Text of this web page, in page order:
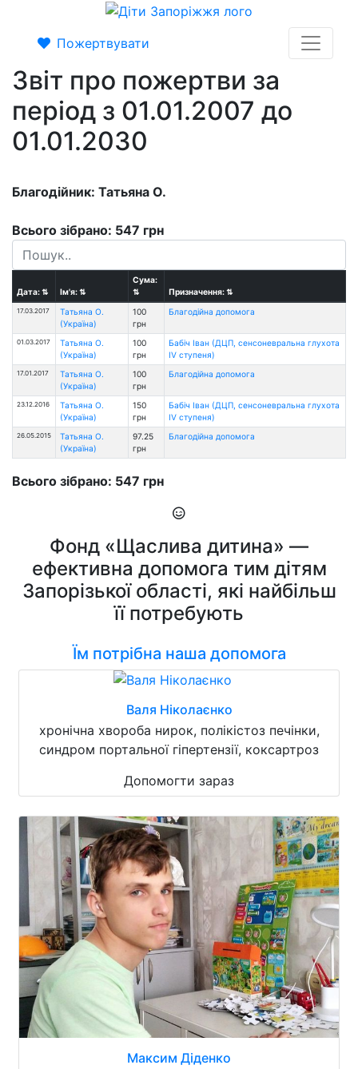
Пожертвувати
Звіт про пожертви за
період з 01.01.2007 до
01.01.2030
Благодійник: Татьяна О.
Всього зібрано: 547 грн
Дата:⇅ Ім'я:⇅
Сума:
⇅
Призначення:⇅
17.03.2017
Татьяна О.
(Україна)
100
грн
Благодійна допомога
01.03.2017
Татьяна О.
(Україна)
100
грн
Бабіч Іван (ДЦП, сенсоневральна глухота
IV ступеня)
17.01.2017
Татьяна О.
(Україна)
100
грн
Благодійна допомога
23.12.2016
Татьяна О.
(Україна)
150
грн
Бабіч Іван (ДЦП, сенсоневральна глухота
IV ступеня)
26.05.2015
Татьяна О.
(Україна)
97.25
грн
Благодійна допомога
Всього зібрано: 547 грн
Фонд «Щаслива дитина» —
ефективна допомога тим дітям
Запорізької області, які найбільш
її потребують
Їм потрібна наша допомога
Валя Ніколаєнко
хронічна хвороба нирок, полікістоз печінки,
синдром портальної гіпертензії, коксартроз
Допомогти зараз
Максим Діденко